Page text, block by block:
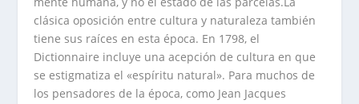
clásica oposición entre cultura y naturaleza también
tiene sus raíces en esta época. En 1798, el
Dictionnaire incluye una acepción de cultura en que
se estigmatiza el «espíritu natural». Para muchos de
los pensadores de la época, como Jean Jacques